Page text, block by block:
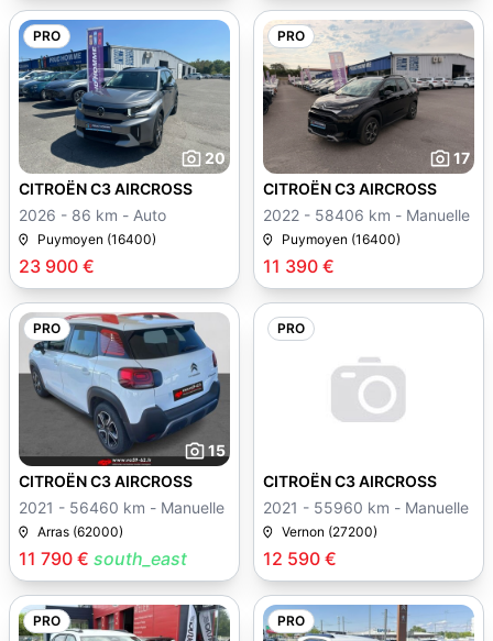
PRO
20
23 900 €
CITROËN C3 AIRCROSS
2026 - 86 km - Auto
Puymoyen (16400)
PRO
17
11 390 €
CITROËN C3 AIRCROSS
2022 - 58406 km - Manuelle
Puymoyen (16400)
PRO
15
11 790 € south_east
CITROËN C3 AIRCROSS
2021 - 56460 km - Manuelle
Arras (62000)
PRO
12 590 €
CITROËN C3 AIRCROSS
2021 - 55960 km - Manuelle
Vernon (27200)
PRO PRO